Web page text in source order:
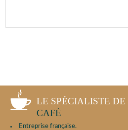
LE SPÉCIALISTE DE
CAFÉ
Entreprise française.